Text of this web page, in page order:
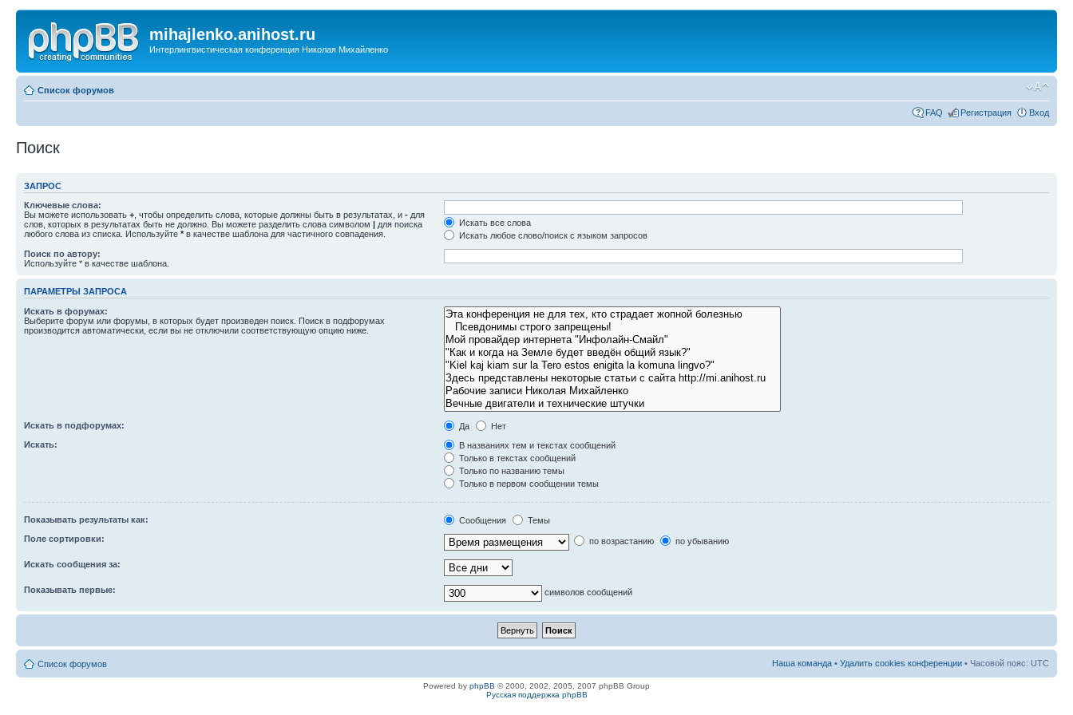
mihajlenko.anihost.ru
Интерлингвистическая конференция Николая Михайленко
Список форумов
FAQ Регистрация Вход
Поиск
ЗАПРОС
Ключевые слова:
Вы можете использовать + , чтобы определить слова, которые должны быть в результатах, и - для
слов, которых в результатах быть не должно. Вы можете разделить слова символом | для поиска
любого слова из списка. Используйте * в качестве шаблона для частичного совпадения.
Искать все слова
Искать любое слово/поиск с языком запросов
Поиск по автору:
Используйте * в качестве шаблона.
ПАРАМЕТРЫ ЗАПРОСА
Искать в форумах:
Выберите форум или форумы, в которых будет произведен поиск. Поиск в подфорумах
производится автоматически, если вы не отключили соответствующую опцию ниже.
Искать в подфорумах: Да
Нет
Искать:
В названиях тем и текстах сообщений
Только в текстах сообщений
Только по названию темы
Только в первом сообщении темы
Показывать результаты как: Сообщения
Темы
Поле сортировки:
по возрастанию по убыванию
Искать сообщения за:
Показывать первые: символов сообщений
Список форумов Наша команда • Удалить cookies конференции • Часовой пояс: UTC
Powered by phpBB © 2000, 2002, 2005, 2007 phpBB Group
Русская поддержка phpBB